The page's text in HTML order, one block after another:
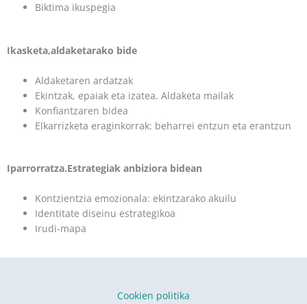
Biktima ikuspegia
Ikasketa,aldaketarako bide
Aldaketaren ardatzak
Ekintzak, epaiak eta izatea. Aldaketa mailak
Konfiantzaren bidea
Elkarrizketa eraginkorrak: beharrei entzun eta erantzun
Iparrorratza.Estrategiak anbiziora bidean
Kontzientzia emozionala: ekintzarako akuilu
Identitate diseinu estrategikoa
Irudi-mapa
Cookien politika